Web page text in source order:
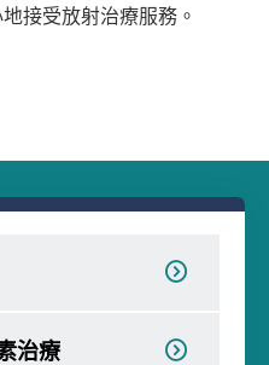
接受放射治療服務。
治療